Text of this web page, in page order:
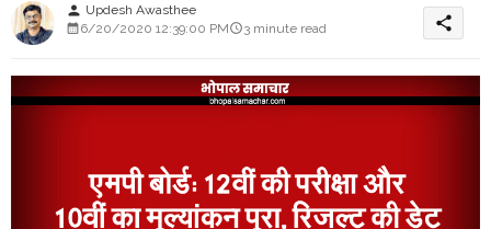
person Updesh Awasthee
6/20/2020 12:39:00 PM
3 minute read share